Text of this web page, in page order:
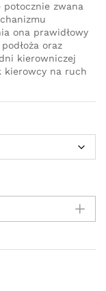
potocznie zwana
ona prawidłowy
oraz
kierowniczej
kierowcy na ruch